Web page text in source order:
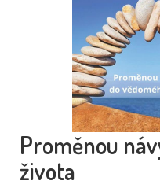
Proměnou
života